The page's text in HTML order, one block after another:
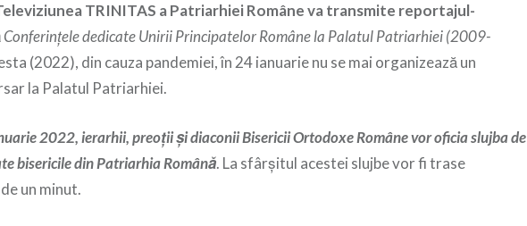
TRINITAS a Patriarhiei Române va transmite reportajul-
Conferinţele dedicate Unirii Principatelor Române la Palatul Patriarhiei (2009-
(2022), din cauza pandemiei, în 24 ianuarie nu se mai organizează un
la Palatul Patriarhiei.
2022, ierarhii, preoţii şi diaconii Bisericii Ortodoxe Române vor oficia slujba de
bisericile din Patriarhia Română. La sfârșitul acestei slujbe vor fi trase
un minut.